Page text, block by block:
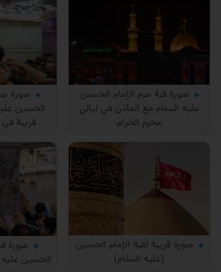
صورة قبة حرم الإمام الحسين
عليه السلام مع المآذن في ليالي
محرم الحرام
صورة
الحسين
قريبة
صورة قريبة لقبة الإمام الحسين
(عليه السلام)
صورة
الحسين عليه